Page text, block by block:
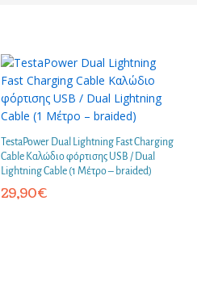
TestaPower Dual Lightning Fast Charging
Cable Καλώδιο φόρτισης USB / Dual
Lightning Cable (1 Μέτρο – braided)
29,90€